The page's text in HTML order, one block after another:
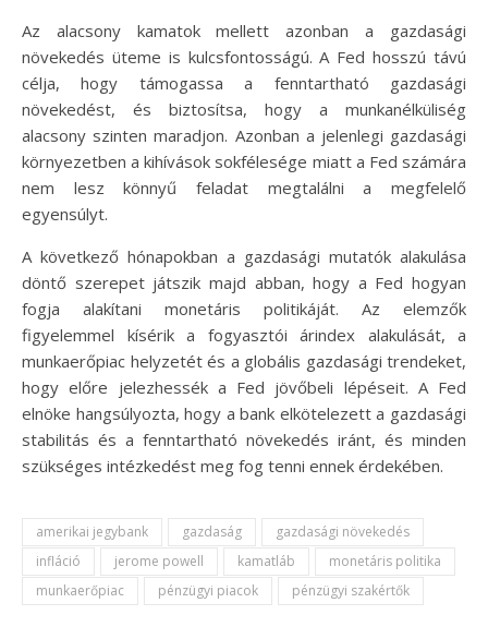
Az alacsony kamatok mellett azonban a gazdasági
növekedés üteme is kulcsfontosságú. A Fed hosszú távú
célja, hogy támogassa a fenntartható gazdasági
növekedést, és biztosítsa, hogy a munkanélküliség
alacsony szinten maradjon. Azonban a jelenlegi gazdasági
környezetben a kihívások sokfélesége miatt a Fed számára
nem lesz könnyű feladat megtalálni a megfelelő
egyensúlyt.
A következő hónapokban a gazdasági mutatók alakulása
döntő szerepet játszik majd abban, hogy a Fed hogyan
fogja alakítani monetáris politikáját. Az elemzők
figyelemmel kísérik a fogyasztói árindex alakulását, a
munkaerőpiac helyzetét és a globális gazdasági trendeket,
hogy előre jelezhessék a Fed jövőbeli lépéseit. A Fed
elnöke hangsúlyozta, hogy a bank elkötelezett a gazdasági
stabilitás és a fenntartható növekedés iránt, és minden
szükséges intézkedést meg fog tenni ennek érdekében.
amerikai jegybank gazdaság
gazdasági növekedés
infláció
jerome powell kamatláb
monetáris politika
munkaerőpiac
pénzügyi piacok pénzügyi szakértők